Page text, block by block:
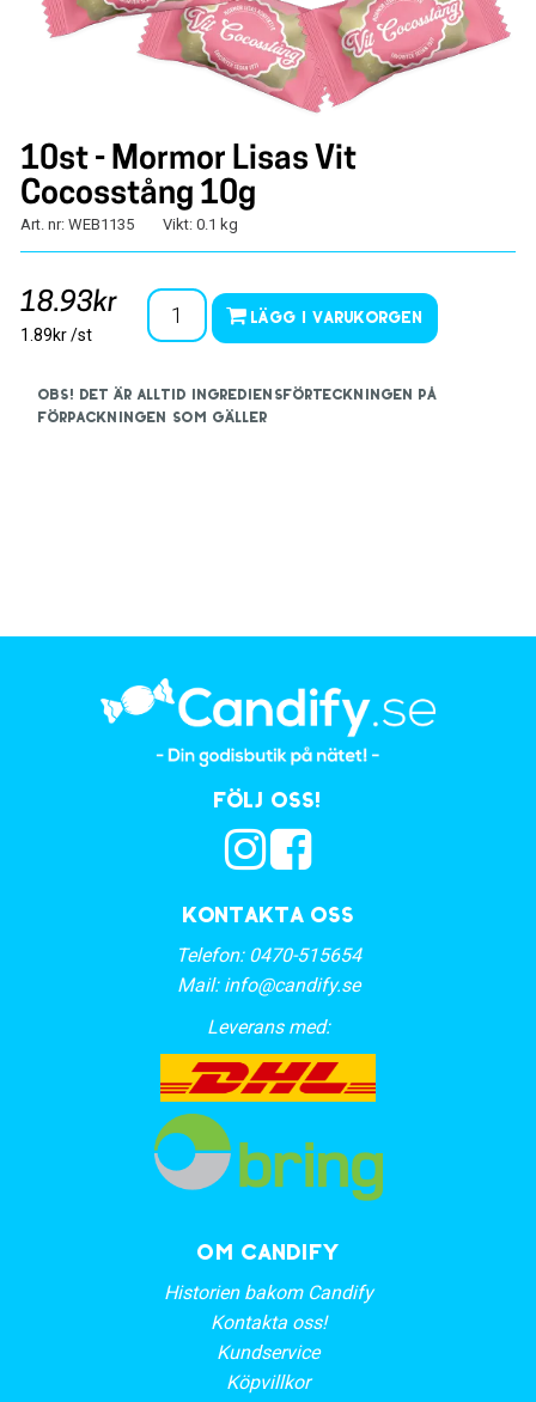
10st - Mormor Lisas Vit
Cocosstång 10g
Art. nr: WEB1135 Vikt: 0.1 kg
18.93kr
1.89kr /st
Lägg i varukorgen
OBS! Det är alltid ingrediensförteckningen på
förpackningen som gäller
Kontakta oss
Telefon: 0470-515654
Mail: info@candify.se
Leverans med:
Följ oss!
OM CANDIFY
Historien bakom Candify
Kontakta oss!
Kundservice
Köpvillkor